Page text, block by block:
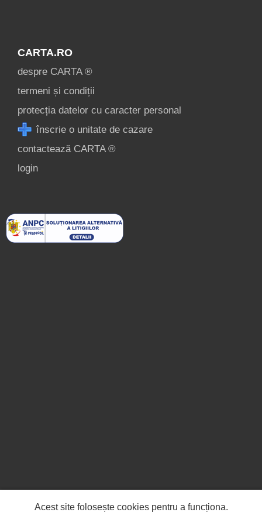
CARTA.RO
despre CARTA ®
termeni și condiții
protecția datelor cu caracter personal
înscrie o unitate de cazare
contactează CARTA ®
login
Acest site folosește cookies pentru a funcționa.